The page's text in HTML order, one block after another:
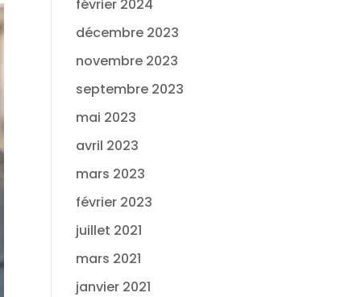
février 2024
décembre 2023
novembre 2023
septembre 2023
mai 2023
avril 2023
mars 2023
février 2023
juillet 2021
mars 2021
janvier 2021